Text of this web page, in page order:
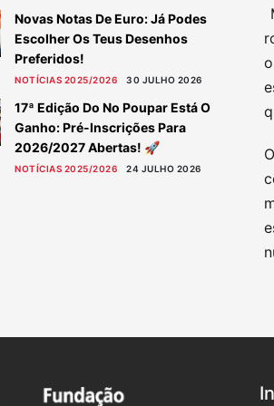
Novas Notas De Euro: Já Podes
Escolher Os Teus Desenhos
Preferidos!
NOTÍCIAS 2025/2026 30 JULHO 2026
17ª Edição Do No Poupar Está O
Ganho: Pré-Inscrições Para
2026/2027 Abertas! 🚀
NOTÍCIAS 2025/2026 24 JULHO 2026